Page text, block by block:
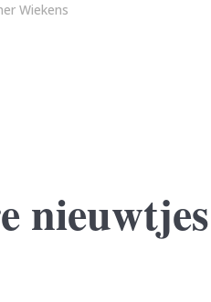
Wiekens
nieuwtjes